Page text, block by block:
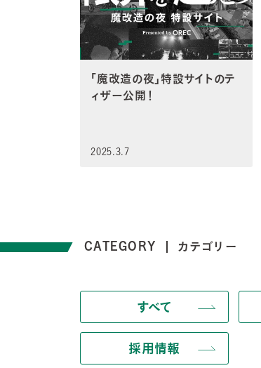
「魔改造の夜」特設サイトのテ
ィザー公開！
2025.3.7
CATEGORY カテゴリー
すべて
採用情報